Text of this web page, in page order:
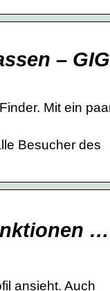
–
Mit ein
Besucher des
…
ansieht. Auch